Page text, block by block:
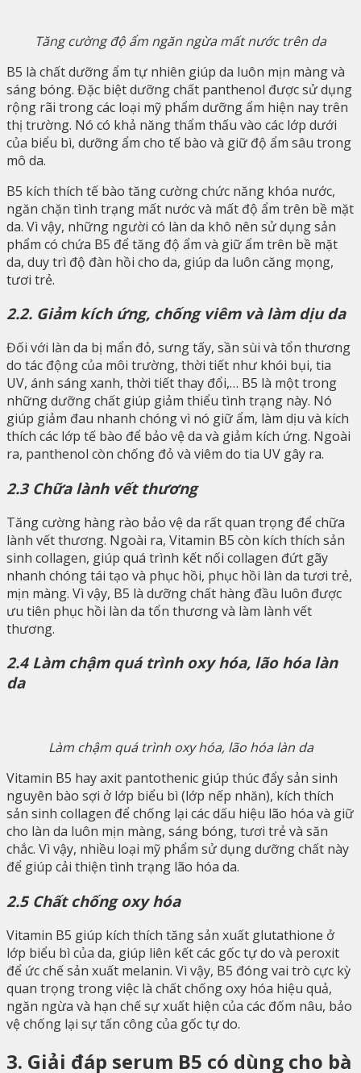
Tăng cường độ ẩm ngăn ngừa mất nước trên da
B5 là chất dưỡng ẩm tự nhiên giúp da luôn mịn màng và
sáng bóng. Đặc biệt dưỡng chất panthenol được sử dụng
rộng rãi trong các loại mỹ phẩm dưỡng ẩm hiện nay trên
thị trường. Nó có khả năng thẩm thấu vào các lớp dưới
của biểu bì, dưỡng ẩm cho tế bào và giữ độ ẩm sâu trong
mô da.
B5 kích thích tế bào tăng cường chức năng khóa nước,
ngăn chặn tình trạng mất nước và mất độ ẩm trên bề mặt
da. Vì vậy, những người có làn da khô nên sử dụng sản
phẩm có chứa B5 để tăng độ ẩm và giữ ẩm trên bề mặt
da, duy trì độ đàn hồi cho da, giúp da luôn căng mọng,
tươi trẻ.
2.2. Giảm kích ứng, chống viêm và làm dịu da
Đối với làn da bị mẩn đỏ, sưng tấy, sần sùi và tổn thương
do tác động của môi trường, thời tiết như khói bụi, tia
UV, ánh sáng xanh, thời tiết thay đổi,… B5 là một trong
những dưỡng chất giúp giảm thiểu tình trạng này. Nó
giúp giảm đau nhanh chóng vì nó giữ ẩm, làm dịu và kích
thích các lớp tế bào để bảo vệ da và giảm kích ứng. Ngoài
ra, panthenol còn chống đỏ và viêm do tia UV gây ra.
2.3 Chữa lành vết thương
Tăng cường hàng rào bảo vệ da rất quan trọng để chữa
lành vết thương. Ngoài ra, Vitamin B5 còn kích thích sản
sinh collagen, giúp quá trình kết nối collagen đứt gãy
nhanh chóng tái tạo và phục hồi, phục hồi làn da tươi trẻ,
mịn màng. Vì vậy, B5 là dưỡng chất hàng đầu luôn được
ưu tiên phục hồi làn da tổn thương và làm lành vết
thương.
2.4 Làm chậm quá trình oxy hóa, lão hóa làn
da
Làm chậm quá trình oxy hóa, lão hóa làn da
Vitamin B5 hay axit pantothenic giúp thúc đẩy sản sinh
nguyên bào sợi ở lớp biểu bì (lớp nếp nhăn), kích thích
sản sinh collagen để chống lại các dấu hiệu lão hóa và giữ
cho làn da luôn mịn màng, sáng bóng, tươi trẻ và săn
chắc. Vì vậy, nhiều loại mỹ phẩm sử dụng dưỡng chất này
để giúp cải thiện tình trạng lão hóa da.
2.5 Chất chống oxy hóa
Vitamin B5 giúp kích thích tăng sản xuất glutathione ở
lớp biểu bì của da, giúp liên kết các gốc tự do và peroxit
để ức chế sản xuất melanin. Vì vậy, B5 đóng vai trò cực kỳ
quan trọng trong việc là chất chống oxy hóa hiệu quả,
ngăn ngừa và hạn chế sự xuất hiện của các đốm nâu, bảo
vệ chống lại sự tấn công của gốc tự do.
3. Giải đáp serum B5 có dùng cho bà